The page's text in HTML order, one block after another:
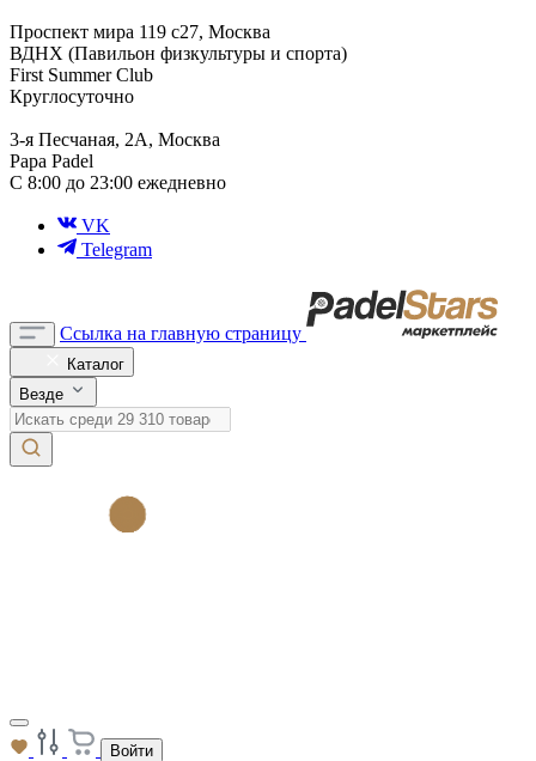
Проспект мира 119 с27, Москва
ВДНХ (Павильон физкультуры и спорта)
First Summer Club
Круглосуточно
3-я Песчаная, 2А, Москва
Papa Padel
С 8:00 до 23:00 ежедневно
VK
Telegram
Ссылка на главную страницу
Каталог
Везде
Войти